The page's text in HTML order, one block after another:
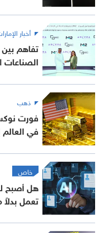
أخبار
الصناعات
ذهب
فورت
في
خاص
هل أصبح
تعمل